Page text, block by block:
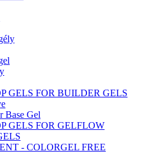
GELS FOR BUILDER GELS
Base Gel
GELS FOR GELFLOW
- COLORGEL FREE